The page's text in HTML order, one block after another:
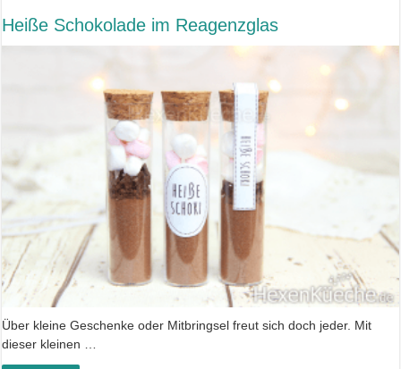
Heiße Schokolade im Reagenzglas
Über kleine Geschenke oder Mitbringsel freut sich doch jeder. Mit
dieser kleinen …